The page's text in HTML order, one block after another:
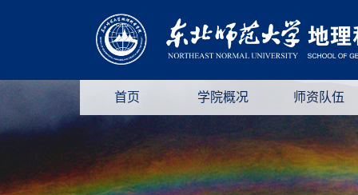
首页 学院概况 师资队伍